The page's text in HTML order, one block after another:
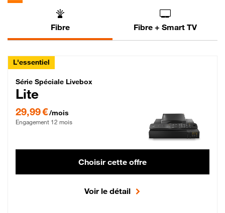
Fibre Fibre + Smart TV
L'essentiel
Série Spéciale Livebox Lite Fibre
Série Spéciale Livebox
Lite
29,99 €/mois
Engagement 12 mois
Choisir cette offre
Voir le détail